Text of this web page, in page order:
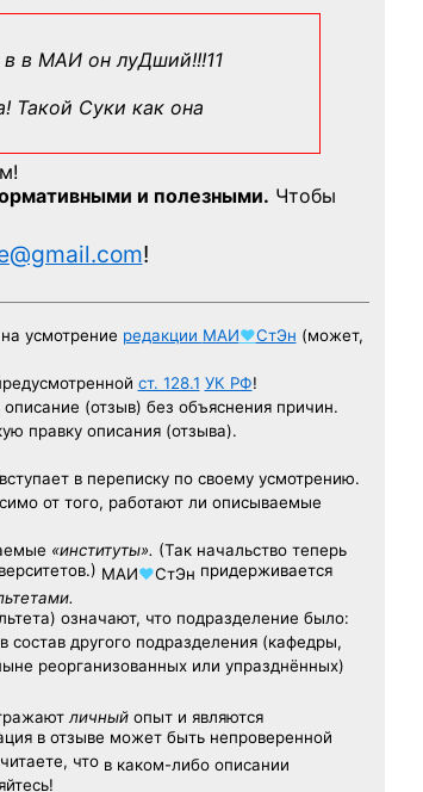
в в МАИ он луДший!!!11
Такой Суки как она
и полезными. Чтобы
!
усмотрение редакции МАИ♥СтЭн (может,
ст. 128.1 УК РФ!
(отзыв) без объяснения причин.
правку описания (отзыва).
в переписку по своему усмотрению.
от того, работают ли описываемые
«институты». (Так начальство теперь
МАИ♥СтЭн придерживается
означают, что подразделение было:
другого подразделения (кафедры,
реорганизованных или упразднённых)
личныйопыт и являются
в отзыве может быть непроверенной
что в каком-либо описании